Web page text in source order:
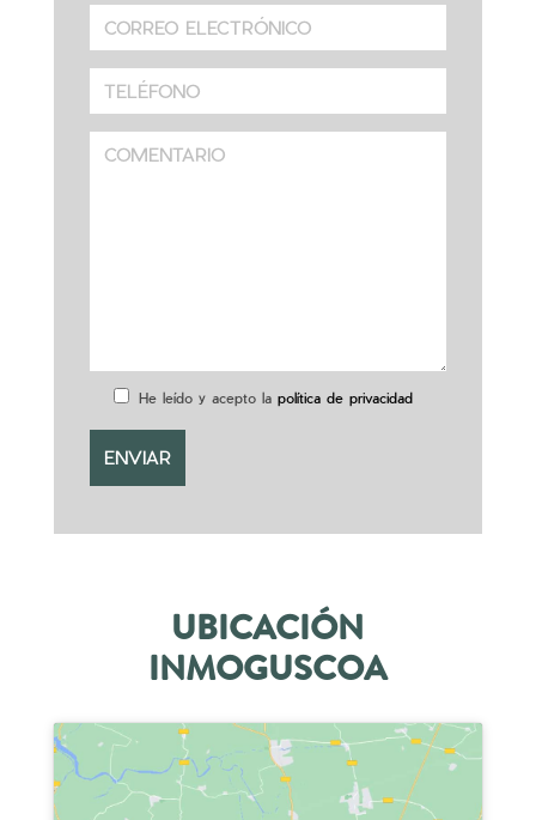
He leído y acepto la política de privacidad
UBICACIÓN
INMOGUSCOA